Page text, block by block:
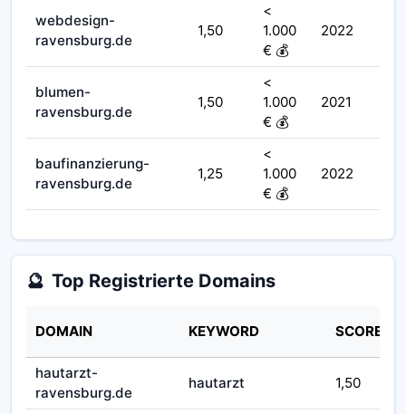
webdesign-
ravensburg.de
1,50
<
1.000
€ 💰
2022
blumen-
ravensburg.de
1,50
<
1.000
€ 💰
2021
baufinanzierung-
ravensburg.de
1,25
<
1.000
€ 💰
2022
🔮 Top Registrierte Domains
DOMAIN KEYWORD SCORE
hautarzt-
ravensburg.de
hautarzt 1,50